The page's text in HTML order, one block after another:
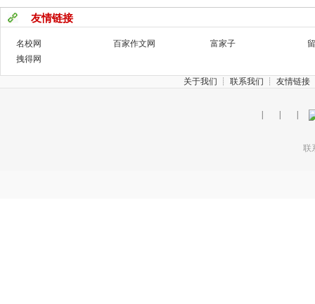
友情链接
名校网 百家作文网 富家子
拽得网
关于我们 ┊ 联系我们 ┊ 友情链接
| | |
联